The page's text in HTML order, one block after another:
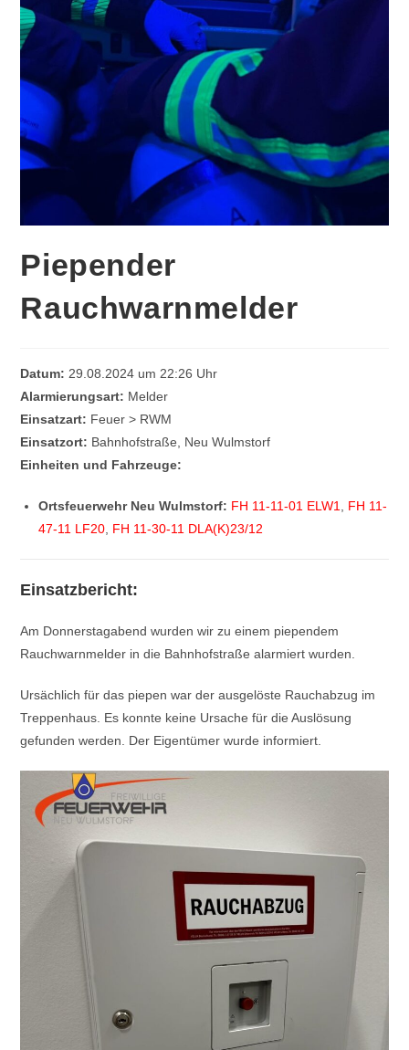
Piepender
Rauchwarnmelder
Datum: 29.08.2024 um 22:26 Uhr
Alarmierungsart: Melder
Einsatzart: Feuer > RWM
Einsatzort: Bahnhofstraße, Neu Wulmstorf
Einheiten und Fahrzeuge:
Ortsfeuerwehr Neu Wulmstorf: FH 11-11-01 ELW1
FH 11-
47-11 LF20 FH 11-30-11 DLA(K)23/12
Einsatzbericht:
Am Donnerstagabend wurden wir zu einem piependem
Rauchwarnmelder in die Bahnhofstraße alarmiert wurden.
Ursächlich für das piepen war der ausgelöste Rauchabzug im
Treppenhaus. Es konnte keine Ursache für die Auslösung
gefunden werden. Der Eigentümer wurde informiert.